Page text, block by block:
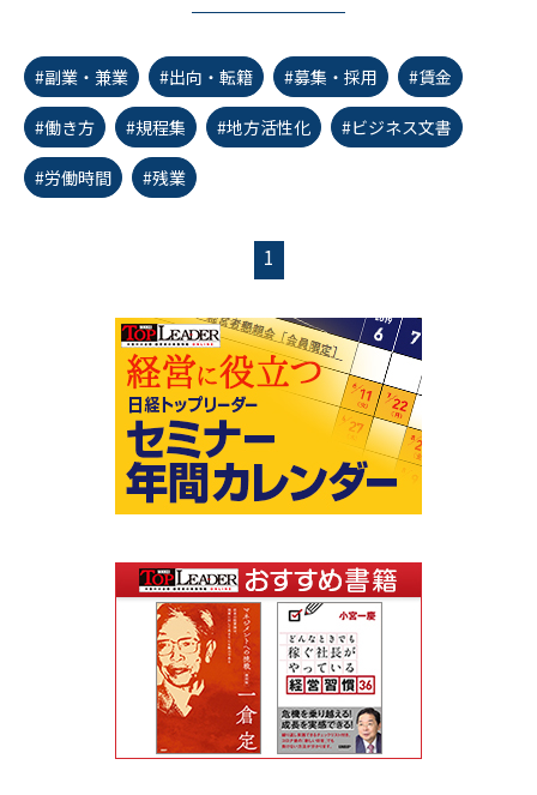
#副業・兼業 #出向・転籍 #募集・採用 #賃金
#働き方 #規程集 #地方活性化 #ビジネス文書
#労働時間 #残業
1